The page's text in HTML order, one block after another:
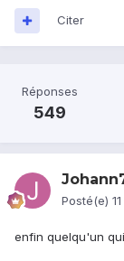
Citer
Réponses
549
Posté(e)
enfin quelqu'un